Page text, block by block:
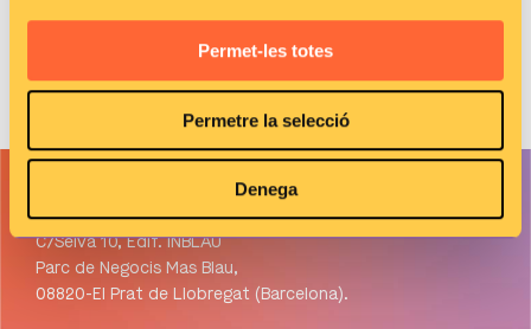
Permet-les totes
Permetre la selecció
Denega
12 de setembre de 2024
C/Selva 10, Edif. INBLAU
Parc de Negocis Mas Blau,
08820-El Prat de Llobregat (Barcelona).